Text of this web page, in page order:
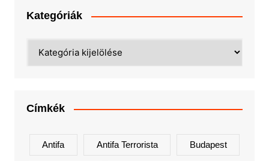
Kategóriák
Címkék
Antifa Antifa Terrorista Budapest